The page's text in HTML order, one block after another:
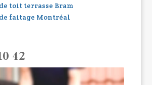
toit terrasse Bram
faitage Montréal
42